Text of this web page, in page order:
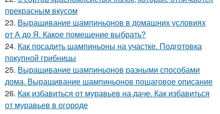
прекрасным вкусом
23. Выращивание шампиньонов в домашних условиях
от А до Я. Какое помещение выбрать?
24. Как посадить шампиньоны на участке. Подготовка
покупной грибницы
25. Выращивание шампиньонов разными способами
дома. Выращивание шампиньонов пошаговое описание
26. Как избавиться от муравьев на даче. Как избавиться
от муравьев в огороде